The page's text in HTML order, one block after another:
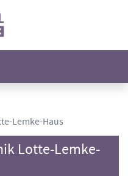
Lemke-Haus
Lotte-Lemke-